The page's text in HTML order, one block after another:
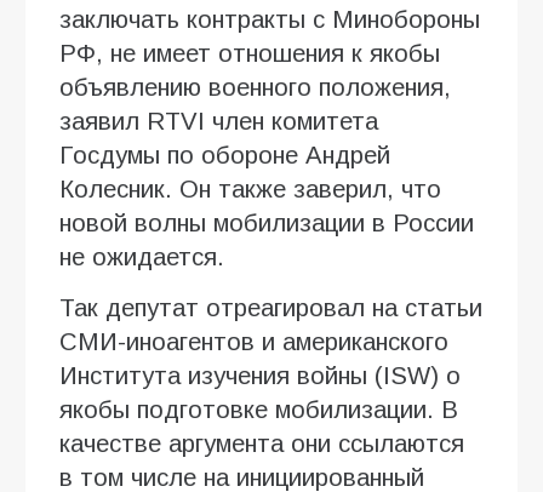
заключать контракты с Минобороны
РФ, не имеет отношения к якобы
объявлению военного положения,
заявил RTVI член комитета
Госдумы по обороне Андрей
Колесник. Он также заверил, что
новой волны мобилизации в России
не ожидается.
Так депутат отреагировал на статьи
СМИ-иноагентов и американского
Института изучения войны (ISW) о
якобы подготовке мобилизации. В
качестве аргумента они ссылаются
в том числе на инициированный